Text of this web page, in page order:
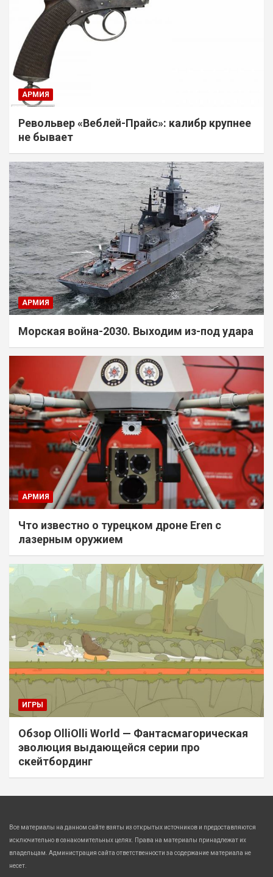
АРМИЯ
Револьвер «Веблей-Прайс»: калибр крупнее
не бывает
АРМИЯ
Морская война-2030. Выходим из-под удара
АРМИЯ
Что известно о турецком дроне Eren с
лазерным оружием
ИГРЫ
Обзор OlliOlli World — Фантасмагорическая
эволюция выдающейся серии про
скейтбординг
Все материалы на данном сайте взяты из открытых источников и предоставляются
исключительно в ознакомительных целях. Права на материалы принадлежат их
владельцам. Администрация сайта ответственности за содержание материала не
несет.